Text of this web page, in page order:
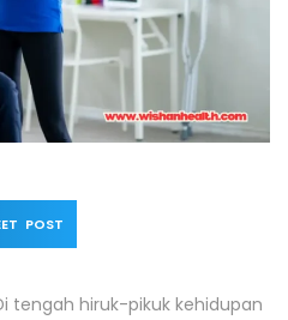
POST
tengah hiruk-pikuk kehidupan